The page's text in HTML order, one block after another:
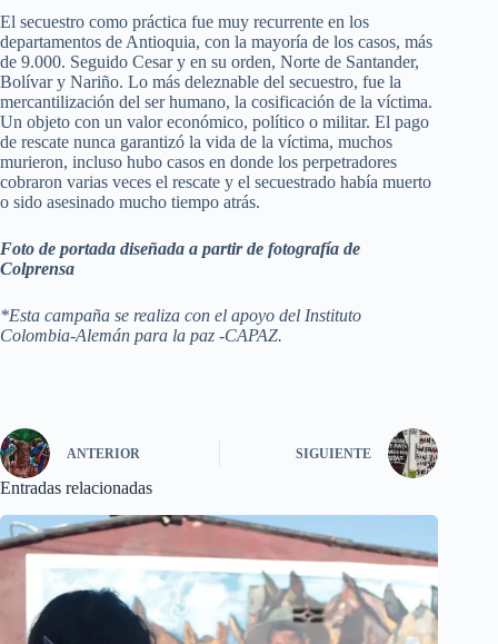
El secuestro como práctica fue muy recurrente en los
departamentos de Antioquia, con la mayoría de los casos, más
de 9.000. Seguido Cesar y en su orden, Norte de Santander,
Bolívar y Nariño. Lo más deleznable del secuestro, fue la
mercantilización del ser humano, la cosificación de la víctima.
Un objeto con un valor económico, político o militar. El pago
de rescate nunca garantizó la vida de la víctima, muchos
murieron, incluso hubo casos en donde los perpetradores
cobraron varias veces el rescate y el secuestrado había muerto
o sido asesinado mucho tiempo atrás.
Foto de portada diseñada a partir de fotografía de
Colprensa
*Esta campaña se realiza con el apoyo del Instituto
Colombia-Alemán para la paz -CAPAZ.
ANTERIOR SIGUIENTE
Entradas relacionadas